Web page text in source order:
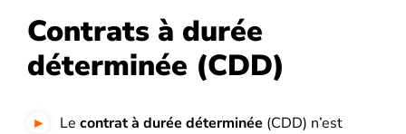
Contrats à durée
déterminée (CDD)
Le contrat à durée déterminée (CDD) n’est